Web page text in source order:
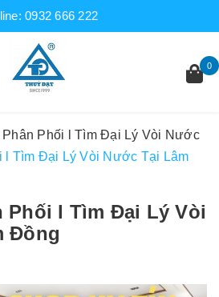
0932 666 222
0
Phân Phối l Tìm Đại Lý Vòi Nước
l Tìm Đại Lý Vòi Nước Tại Lâm
Phối l Tìm Đại Lý Vòi
Đồng